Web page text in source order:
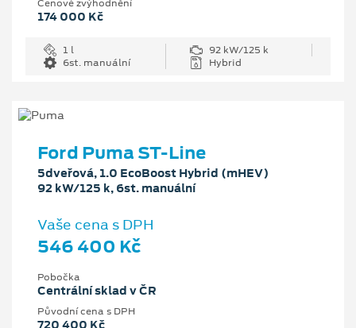
Cenové zvýhodnění
174 000 Kč
1 l
92 kW/125 k
6st. manuální
Hybrid
Ford Puma ST-Line
5dveřová, 1.0 EcoBoost Hybrid (mHEV)
92 kW/125 k, 6st. manuální
Vaše cena s DPH
546 400 Kč
Pobočka
Centrální sklad v ČR
Původní cena s DPH